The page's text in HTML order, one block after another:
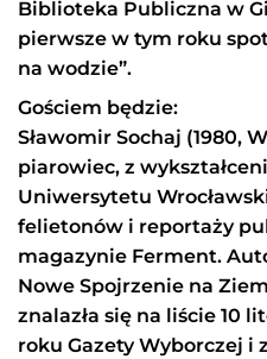
Biblioteka Publiczna w
pierwsze w tym roku
na wodzie”.
Gościem będzie:
Sławomir Sochaj (1980,
piarowiec, z
Uniwersytetu
felietonów i reportaży
magazynie Ferment.
Nowe Spojrzenie na
znalazła się na liście 10
roku Gazety Wyborczej i